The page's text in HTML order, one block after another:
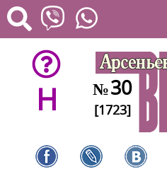
H №30
[1723]